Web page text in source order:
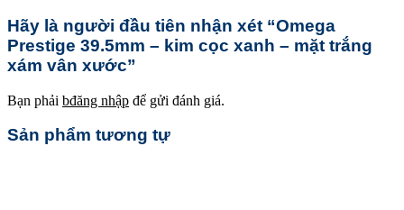
Hãy là người đầu tiên nhận xét “Omega
Prestige 39.5mm – kim cọc xanh – mặt trắng
xám vân xước”
Bạn phải bđăng nhập để gửi đánh giá.
Sản phẩm tương tự